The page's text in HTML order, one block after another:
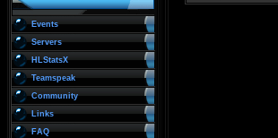
Events
Servers
HLStatsX
Teamspeak
Community
Links
FAQ